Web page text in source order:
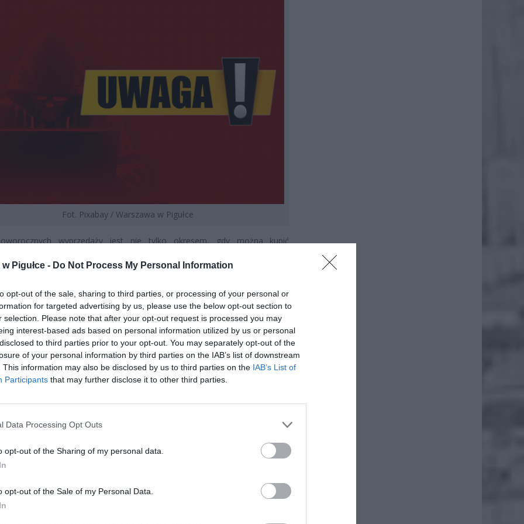
Pigułce - Do Not Process My Personal Information
opt-out of the sale, sharing to third parties, or processing of your personal or
for targeted advertising by us, please use the below opt-out section to
selection. Please note that after your opt-out request is processed you may
interest-based ads based on personal information utilized by us or personal
to third parties prior to your opt-out. You may separately opt-out of the
of your personal information by third parties on the IAB’s list of downstream
This information may also be disclosed by us to third parties on the IAB’s List of
Participants that may further disclose it to other third parties.
Data Processing Opt Outs
opt-out of the Sharing of my personal data.
opt-out of the Sale of my Personal Data.
Fot. Pixabay / Warszawa w Pigułce
wyprzedaży jest nie tylko okresem, gdy można kupić
z uwagi na wzmożoną aktywność cyberprzestępców. Metody są bardzo
na przykład rzekomego problemu z adresem czy opłatami, a ich
nakłonienie odbiorcy do kliknięcia załączonego linku.
podaje kilka, uniwersalnych dla wszystkich użytkowników sieci, rad,